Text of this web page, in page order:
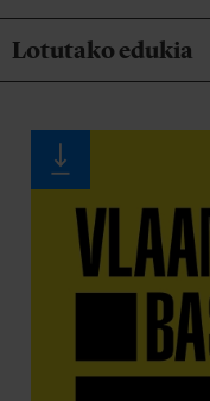
Lotutako edukia